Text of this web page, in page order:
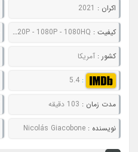
اکران : 2021
کيفيت : 480P - 720P - 1080P - 1080HQ
کشور :آمریکا
:
5.4
مدت زمان : 103 دقیقه
نويسنده :Nicolás Giacobone